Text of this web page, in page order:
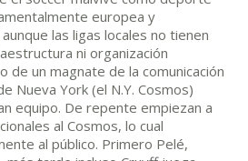
europea y
las ligas locales no tienen
ni organización
de un magnate de la comunicación
Nueva York (el N.Y. Cosmos)
equipo. De repente empiezan a
al Cosmos, lo cual
al público. Primero Pelé,